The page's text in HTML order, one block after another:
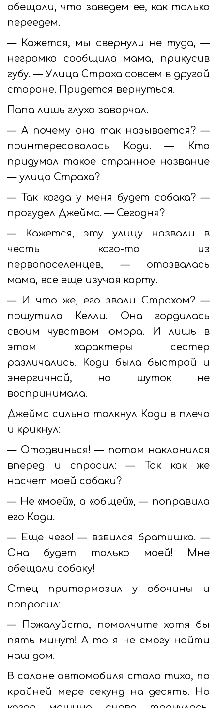
обещали, что заведем ее, как только
переедем.
— Кажется, мы свернули не туда, —
негромко сообщила мама, прикусив
губу. — Улица Страха совсем в другой
стороне. Придется вернуться.
Папа лишь глухо заворчал.
— А почему она так называется? —
поинтересовалась Коди. — Кто
придумал такое странное название
— улица Страха?
— Так когда у меня будет собака? —
прогудел Джеймс. — Сегодня?
— Кажется, эту улицу назвали в
честь кого-то из
первопоселенцев, — отозвалась
мама, все еще изучая карту.
— И что же, его звали Страхом? —
пошутила Келли. Она гордилась
своим чувством юмора. И лишь в
этом характеры сестер
различались. Коди была быстрой и
энергичной, но шуток не
воспринимала.
Джеймс сильно толкнул Коди в плечо
и крикнул:
— Отодвинься! — потом наклонился
вперед и спросил: — Так как же
насчет моей собаки?
— Не «моей», а «общей», — поправила
его Коди.
— Еще чего! — взвился братишка. —
Она будет только моей! Мне
обещали собаку!
Отец притормозил у обочины и
попросил:
— Пожалуйста, помолчите хотя бы
пять минут! А то я не смогу найти
наш дом.
В салоне автомобиля стало тихо, по
крайней мере секунд на десять. Но